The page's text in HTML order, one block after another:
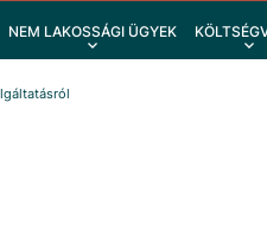
NEM LAKOSSÁGI ÜGYEK